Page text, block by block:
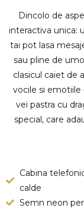
Dincolo de
interactiva unica:
tai pot lasa
sau pline de
clasicul caiet de
vocile si
vei pastra cu
special, care
Cabina
calde
Semn neon